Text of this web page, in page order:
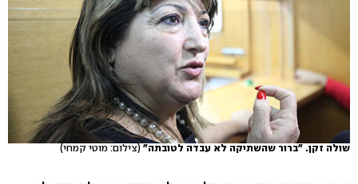
שולה זקן. "ברור שהשתיקה לא עבדה לטובתה"(צילום: מוטי קמחי)